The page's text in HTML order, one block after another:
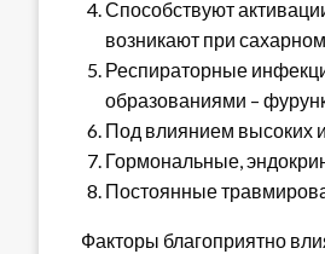
Способствуют
возникают при
Респираторные
образованиями –
Под влиянием высоких
Гормональные,
Постоянные
Факторы благоприятно